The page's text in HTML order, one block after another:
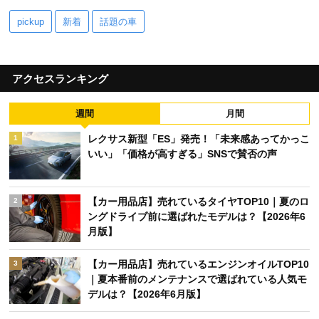
pickup 新着 話題の車
アクセスランキング
週間 月間
1
レクサス新型「ES」発売！「未来感あってかっこ
いい」「価格が高すぎる」SNSで賛否の声
2
【カー用品店】売れているタイヤTOP10｜夏のロ
ングドライブ前に選ばれたモデルは？【2026年6
月版】
3
【カー用品店】売れているエンジンオイルTOP10
｜夏本番前のメンテナンスで選ばれている人気モ
デルは？【2026年6月版】